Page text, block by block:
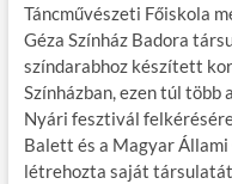
Táncművészeti Főiskola
Géza Színház Badora
színdarabhoz készített
Színházban, ezen túl
Nyári fesztivál
Balett és a Magyar
létrehozta saját